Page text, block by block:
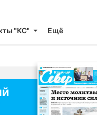
"КС" Ещё